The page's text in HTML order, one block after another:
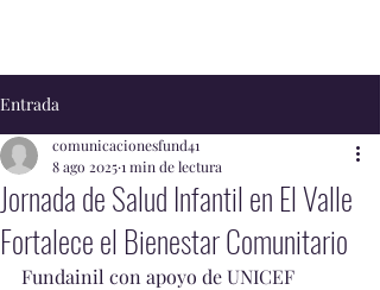
Entrada
Jornada de Salud Infantil en El Valle
Fortalece el Bienestar Comunitario
comunicacionesfund41
8 ago 20251 min de lectura
Fundainil con apoyo de UNICEF